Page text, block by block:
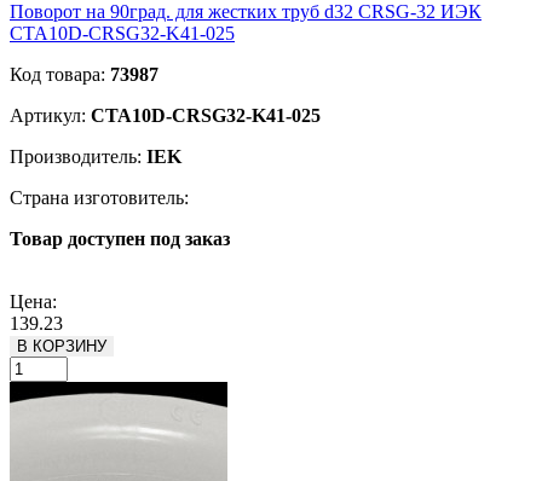
Поворот на 90град. для жестких труб d32 CRSG-32 ИЭК
CTA10D-CRSG32-K41-025
Код товара: 73987
Артикул: CTA10D-CRSG32-K41-025
Производитель: IEK
Страна изготовитель:
Товар доступен под заказ
Цена:
139.23
В КОРЗИНУ